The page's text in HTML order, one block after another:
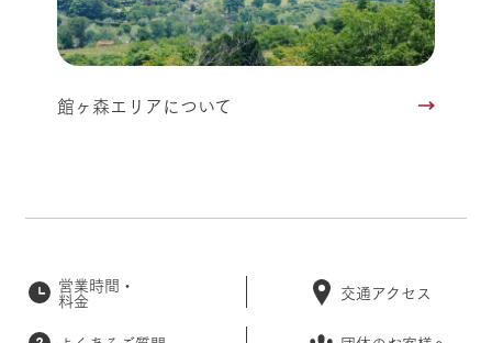
館ヶ森エリアについて
営業時間・
料金 交通アクセス